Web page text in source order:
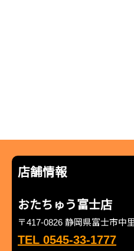
店舗情報
おたちゅう富士店
〒417-0826 静岡県富士市中
TEL 0545-33-1777